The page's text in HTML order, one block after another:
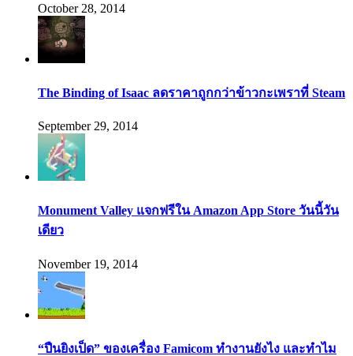
October 28, 2014
The Binding of Isaac ลดราคาถูกกว่าข้าวกะเพราที่ Steam
September 29, 2014
Monument Valley แจกฟรีใน Amazon App Store วันนี้วัน
เดียว
November 19, 2014
“ปืนยิงเป็ด” ของเครื่อง Famicom ทำงานยังไง และทำไม